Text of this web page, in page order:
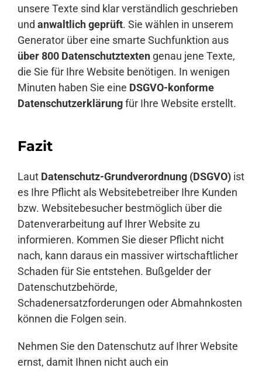
unsere Texte sind klar verständlich geschrieben
und anwaltlich geprüft. Sie wählen in unserem
Generator über eine smarte Suchfunktion aus
über 800 Datenschutztexten genau jene Texte,
die Sie für Ihre Website benötigen. In wenigen
Minuten haben Sie eine DSGVO-konforme
Datenschutzerklärungfür Ihre Website erstellt.
Fazit
Laut Datenschutz-Grundverordnung (DSGVO) ist
es Ihre Pflicht als Websitebetreiber Ihre Kunden
bzw. Websitebesucher bestmöglich über die
Datenverarbeitung auf Ihrer Website zu
informieren. Kommen Sie dieser Pflicht nicht
nach, kann daraus ein massiver wirtschaftlicher
Schaden für Sie entstehen. Bußgelder der
Datenschutzbehörde,
Schadenersatzforderungen oder Abmahnkosten
können die Folgen sein.
Nehmen Sie den Datenschutz auf Ihrer Website
ernst, damit Ihnen nicht auch ein